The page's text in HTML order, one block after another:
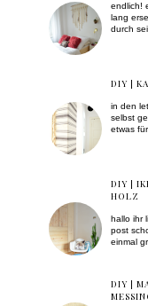
endlich!
lang
durch
DIY |
in den
selbst
etwas
DIY |
HOLZ
hallo ihr
post
einmal
DIY |